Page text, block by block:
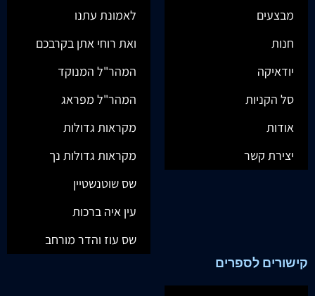
מבצעים
חנות
יודאיקה
סל הקניות
אודות
יצירת קשר
לאמונת עתנו
ואת רוחי אתן בקרבכם
המהר"ל המנוקד
המהר"ל מפראג
מקראות גדולות
מקראות גדולות נך
שס שוטנשטיין
עין איה ברכות
שס עוז והדר מורחב
קישורים לספרים